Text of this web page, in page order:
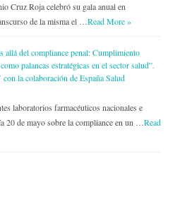
Cruz Roja celebró su gala anual en
de la misma el … Read More »
allá del compliance penal: Cumplimiento
palancas estratégicas en el sector salud”.
la colaboración de España Salud
laboratorios farmacéuticos nacionales e
20 de mayo sobre la compliance en un … Read